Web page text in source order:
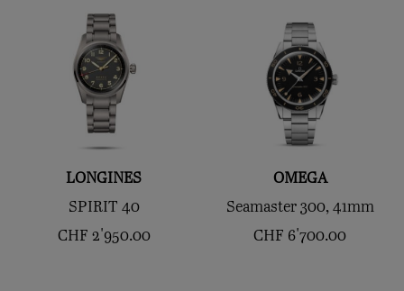
LONGINES
SPIRIT 40
CHF 2'950.00
OMEGA
Seamaster 300, 41mm
CHF 6'700.00